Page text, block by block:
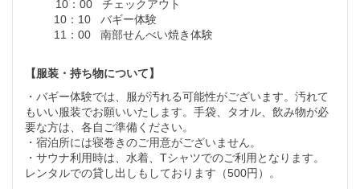
10：00 チェックアウト
10：10 バギー体験
11：00 南部せんべい焼き体験
【服装・持ち物について】
・バギー体験では、服が汚れる可能性がございます。汚れて
もいい服装でお願いいたします。手袋、タオル、飲み物が必
要な方は、各自ご準備ください。
・宿泊所には寝巻きのご用意がございません。
・サウナ利用時は、水着、Tシャツでのご利用となります。
レンタルでの貸し出しもしております（500円）。